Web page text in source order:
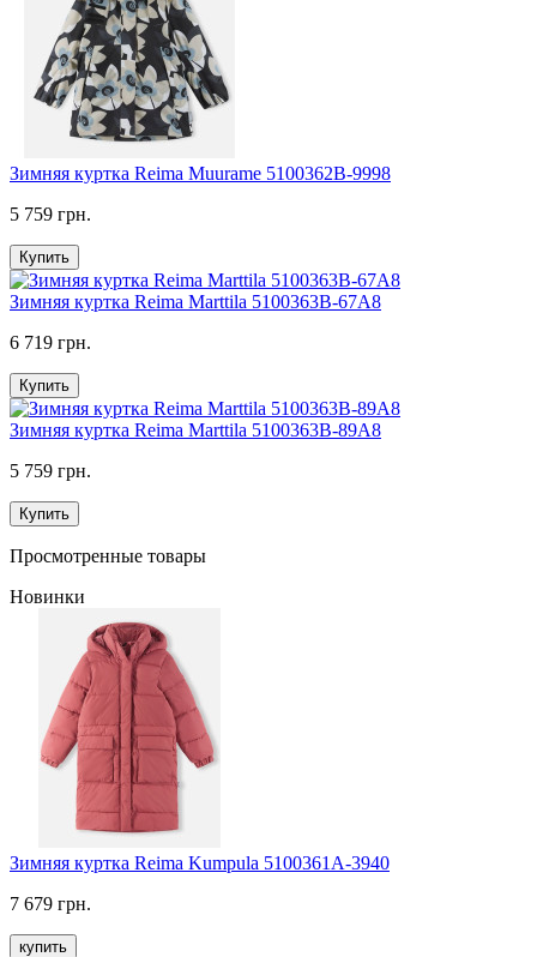
Зимняя куртка Reima Muurame 5100362B-9998
5 759 грн.
Купить
Зимняя куртка Reima Marttila 5100363B-67A8
6 719 грн.
Купить
Зимняя куртка Reima Marttila 5100363B-89A8
5 759 грн.
Купить
Просмотренные товары
Новинки
Зимняя куртка Reima Kumpula 5100361A-3940
7 679 грн.
купить